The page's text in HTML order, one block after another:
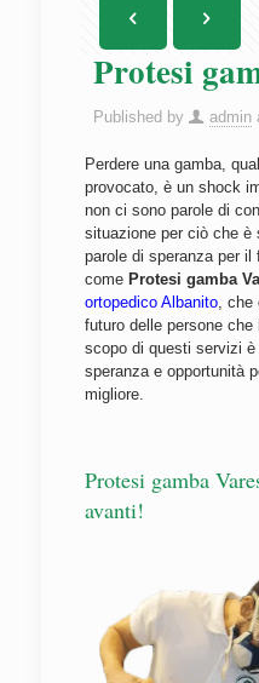
Protesi
Published by admin
Perdere una gamba,
provocato, è un shock
non ci sono parole di
situazione per ciò che
parole di speranza per
come Protesi gamba
ortopedico Albanito, che
futuro delle persone
scopo di questi servizi
speranza e opportunità
migliore.
Protesi gamba
avanti!